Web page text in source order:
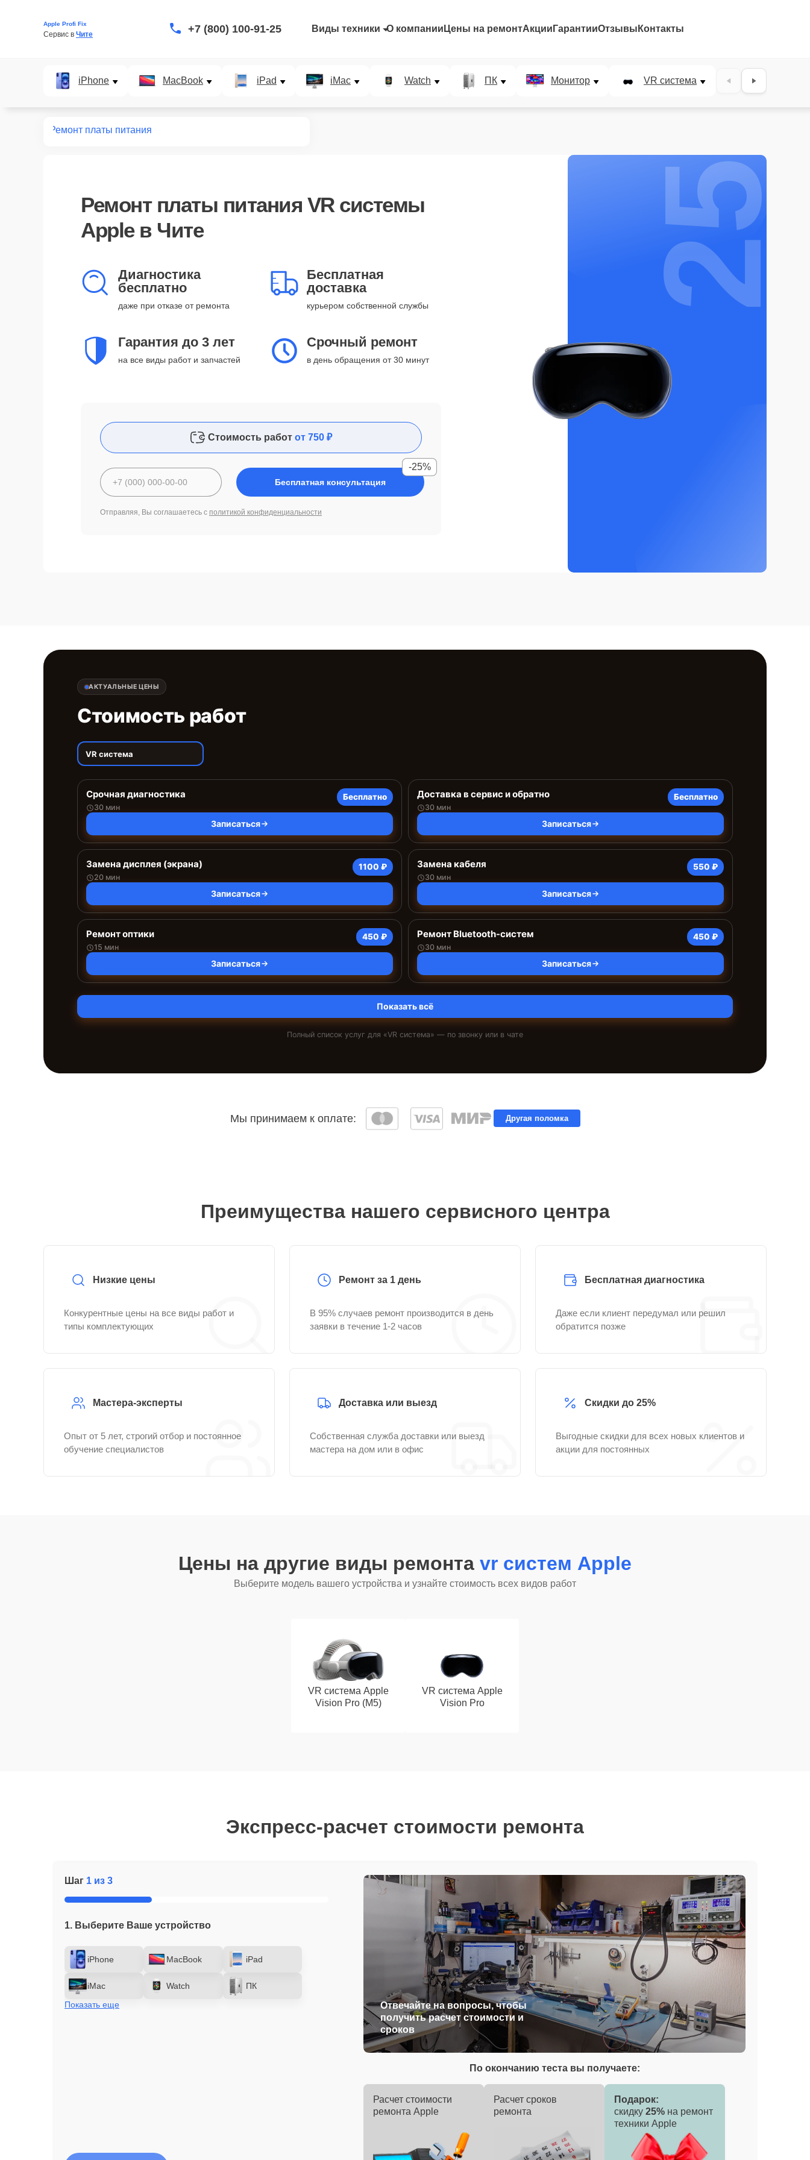
Apple Profi Fix
Сервис в Чите +7 (800) 100-91-25 Виды техники О компании Цены на ремонтАкции ГарантииОтзывы Контакты
iPhone MacBook iPad iMac Watch ПК Монитор VR система Наушники
Ремонт платы питания
Ремонт платы питания VR системы
Apple в Чите
Диагностика
бесплатно
даже при отказе от ремонта
Бесплатная
доставка
курьером собственной службы
Гарантия до 3 лет
на все виды работ и запчастей
Срочный ремонт
в день обращения от 30 минут
Стоимость работ от 750 ₽
Бесплатная консультация
-25%
Отправляя, Вы соглашаетесь с политикой конфиденциальности
25%
АКТУАЛЬНЫЕ ЦЕНЫ
Стоимость работ
VR система
Срочная диагностика
30 мин
Бесплатно
Записаться
Доставка в сервис и обратно
30 мин
Бесплатно
Записаться
Замена дисплея (экрана)
20 мин
1100 ₽
Записаться
Замена кабеля
30 мин
550 ₽
Записаться
Ремонт оптики
15 мин
450 ₽
Записаться
Ремонт Bluetooth-систем
30 мин
450 ₽
Записаться
Показать всё
Полный список услуг для «VR система» — по звонку или в чате
Мы принимаем к оплате: Другая поломка
Преимущества нашего сервисного центра
Низкие цены
Конкурентные цены на все виды работ и
типы комплектующих
Ремонт за 1 день
В 95% случаев ремонт производится в день
заявки в течение 1-2 часов
Бесплатная диагностика
Даже если клиент передумал или решил
обратится позже
Мастера-эксперты
Опыт от 5 лет, строгий отбор и постоянное
обучение специалистов
Доставка или выезд
Собственная служба доставки или выезд
мастера на дом или в офис
Скидки до 25%
Выгодные скидки для всех новых клиентов и
акции для постоянных
Цены на другие виды ремонта vr систем Apple
Выберите модель вашего устройства и узнайте стоимость всех видов работ
VR система Apple
Vision Pro (M5)
VR система Apple
Vision Pro
Экспресс-расчет стоимости ремонта
Шаг 1 из 3
1. Выберите Ваше устройство
iPhone MacBook iPad
iMac Watch
ПК
Показать еще
Отвечайте на вопросы, чтобы
получить расчет стоимости и
сроков
По окончанию теста вы получаете:
Расчет стоимости
ремонта Apple
Расчет сроков
ремонта
Подарок:
скидку 25% на ремонт
техники Apple